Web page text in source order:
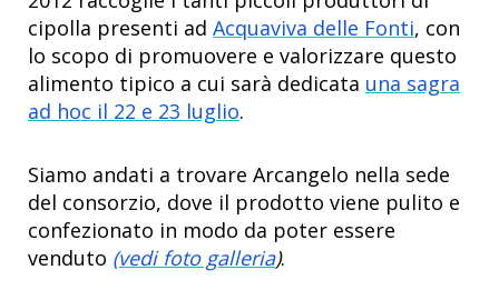
cipolla presenti ad Acquaviva delle Fonti, con
lo scopo di promuovere e valorizzare questo
alimento tipico a cui sarà dedicata una sagra
ad hoc il 22 e 23 luglio.
Siamo andati a trovare Arcangelo nella sede
del consorzio, dove il prodotto viene pulito e
confezionato in modo da poter essere
venduto (vedi foto galleria).